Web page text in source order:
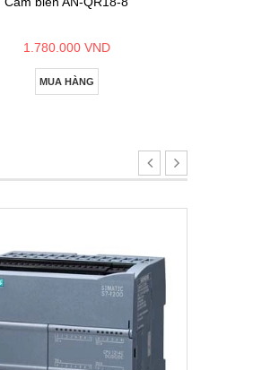
1.780.000 VND
MUA HÀNG